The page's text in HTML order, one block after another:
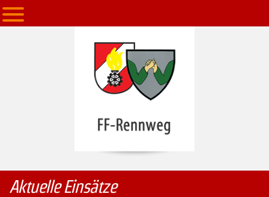
Aktuelle Einsätze